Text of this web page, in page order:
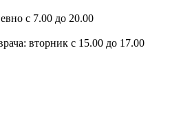
с 7.00 до 20.00
вторник с 15.00 до 17.00